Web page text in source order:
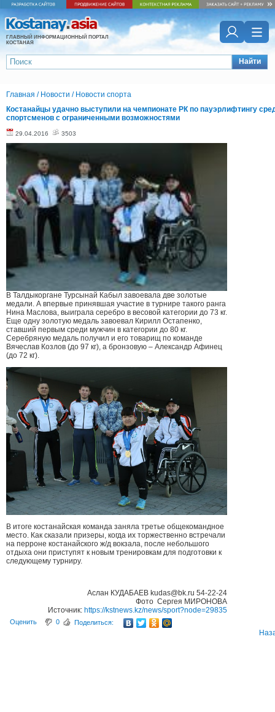
ГЛАВНЫЙ ИНФОРМАЦИОННЫЙ ПОРТАЛ
КОСТАНАЯ
Найти
Главная / Новости / Новости спорта
Костанайцы удачно выступили на чемпионате РК по пауэрлифтингу
спортсменов с ограниченными возможностями
29.04.2016 3503
В Талдыкоргане Турсынай Кабыл завоевала две золотые
медали. А впервые принявшая участие в турнире такого ранга
Нина Маслова, выиграла серебро в весовой категории до 73 кг.
Еще одну золотую медаль завоевал Кирилл Остапенко,
ставший первым среди мужчин в категории до 80 кг.
Серебряную медаль получил и его товарищ по команде
Вячеслав Козлов (до 97 кг), а бронзовую – Александр Афинец
(до 72 кг).
В итоге костанайская команда заняла третье общекомандное
место. Как сказали призеры, когда их торжественно встречали
на перроне костанайского ж/д вокзала, после небольшого
отдыха они приступят к новым тренировкам для подготовки к
следующему турниру.
Аслан КУДАБАЕВ kudas@bk.ru 54-22-24
Фото Сергея МИРОНОВА
Источник: https://kstnews.kz/news/sport?node=29835
Оценить 0 Поделиться: